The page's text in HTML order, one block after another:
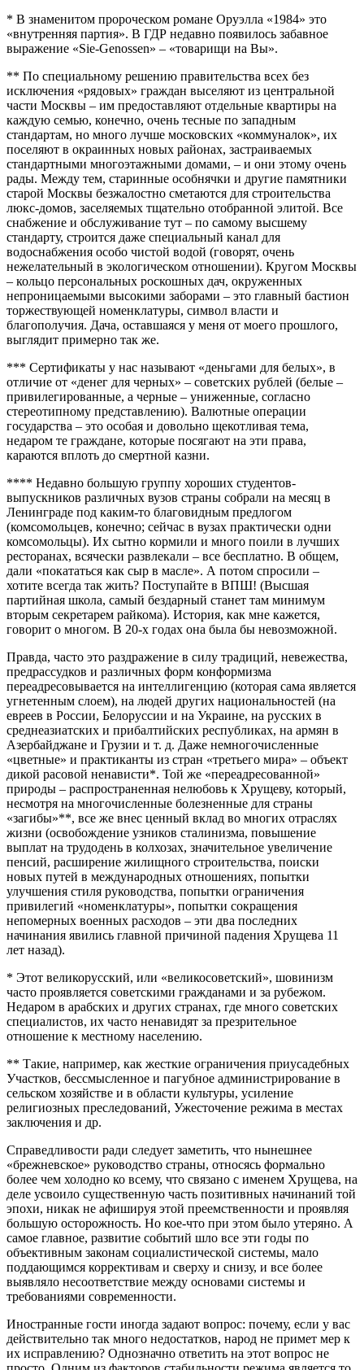
* В знаменитом пророческом романе Оруэлла «1984» это
«внутренняя партия». В ГДР недавно появилось забавное
выражение «Sie-Genossen» – «товарищи на Вы».
** По специальному решению правительства всех без
исключения «рядовых» граждан выселяют из центральной
части Москвы – им предоставляют отдельные квартиры на
каждую семью, конечно, очень тесные по западным
стандартам, но много лучше московских «коммуналок», их
поселяют в окраинных новых районах, застраиваемых
стандартными многоэтажными домами, – и они этому очень
рады. Между тем, старинные особнячки и другие памятники
старой Москвы безжалостно сметаются для строительства
люкс-домов, заселяемых тщательно отобранной элитой. Все
снабжение и обслуживание тут – по самому высшему
стандарту, строится даже специальный канал для
водоснабжения особо чистой водой (говорят, очень
нежелательный в экологическом отношении). Кругом Москвы
– кольцо персональных роскошных дач, окруженных
непроницаемыми высокими заборами – это главный бастион
торжествующей номенклатуры, символ власти и
благополучия. Дача, оставшаяся у меня от моего прошлого,
выглядит примерно так же.
*** Сертификаты у нас называют «деньгами для белых», в
отличие от «денег для черных» – советских рублей (белые –
привилегированные, а черные – униженные, согласно
стереотипному представлению). Валютные операции
государства – это особая и довольно щекотливая тема,
недаром те граждане, которые посягают на эти права,
караются вплоть до смертной казни.
**** Недавно большую группу хороших студентов-
выпускников различных вузов страны собрали на месяц в
Ленинграде под каким-то благовидным предлогом
(комсомольцев, конечно; сейчас в вузах практически одни
комсомольцы). Их сытно кормили и много поили в лучших
ресторанах, всячески развлекали – все бесплатно. В общем,
дали «покататься как сыр в масле». А потом спросили –
хотите всегда так жить? Поступайте в ВПШ! (Высшая
партийная школа, самый бездарный станет там минимум
вторым секретарем райкома). История, как мне кажется,
говорит о многом. В 20-х годах она была бы невозможной.
Правда, часто это раздражение в силу традиций, невежества,
предрассудков и различных форм конформизма
переадресовывается на интеллигенцию (которая сама является
угнетенным слоем), на людей других национальностей (на
евреев в России, Белоруссии и на Украине, на русских в
среднеазиатских и прибалтийских республиках, на армян в
Азербайджане и Грузии и т. д. Даже немногочисленные
«цветные» и практиканты из стран «третьего мира» – объект
дикой расовой ненависти*. Той же «переадресованной»
природы – распространенная нелюбовь к Хрущеву, который,
несмотря на многочисленные болезненные для страны
«загибы»**, все же внес ценный вклад во многих отраслях
жизни (освобождение узников сталинизма, повышение
выплат на трудодень в колхозах, значительное увеличение
пенсий, расширение жилищного строительства, поиски
новых путей в международных отношениях, попытки
улучшения стиля руководства, попытки ограничения
привилегий «номенклатуры», попытки сокращения
непомерных военных расходов – эти два последних
начинания явились главной причиной падения Хрущева 11
лет назад).
* Этот великорусский, или «великосоветский», шовинизм
часто проявляется советскими гражданами и за рубежом.
Недаром в арабских и других странах, где много советских
специалистов, их часто ненавидят за презрительное
отношение к местному населению.
** Такие, например, как жесткие ограничения приусадебных
Участков, бессмысленное и пагубное администрирование в
сельском хозяйстве и в области культуры, усиление
религиозных преследований, Ужесточение режима в местах
заключения и др.
Справедливости ради следует заметить, что нынешнее
«брежневское» руководство страны, относясь формально
более чем холодно ко всему, что связано с именем Хрущева, на
деле усвоило существенную часть позитивных начинаний той
эпохи, никак не афишируя этой преемственности и проявляя
большую осторожность. Но кое-что при этом было утеряно. А
самое главное, развитие событий шло все эти годы по
объективным законам социалистической системы, мало
поддающимся коррективам и сверху и снизу, и все более
выявляло несоответствие между основами системы и
требованиями современности.
Иностранные гости иногда задают вопрос: почему, если у вас
действительно так много недостатков, народ не примет мер к
их исправлению? Однозначно ответить на этот вопрос не